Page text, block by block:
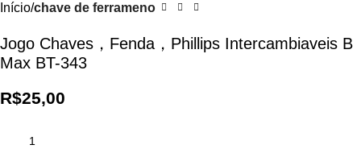
Início chave de ferrameno
Jogo Chaves，Fenda，Phillips Intercambiaveis B
Max BT-343
R$25,00